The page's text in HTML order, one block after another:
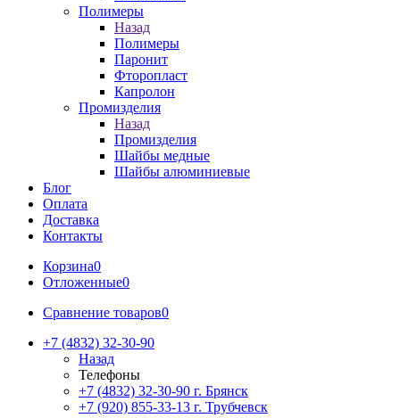
Полимеры
Назад
Полимеры
Паронит
Фторопласт
Капролон
Промизделия
Назад
Промизделия
Шайбы медные
Шайбы алюминиевые
Блог
Оплата
Доставка
Контакты
Корзина0
Отложенные0
Сравнение товаров0
+7 (4832) 32-30-90
Назад
Телефоны
+7 (4832) 32-30-90 г. Брянск
+7 (920) 855-33-13 г. Трубчевск